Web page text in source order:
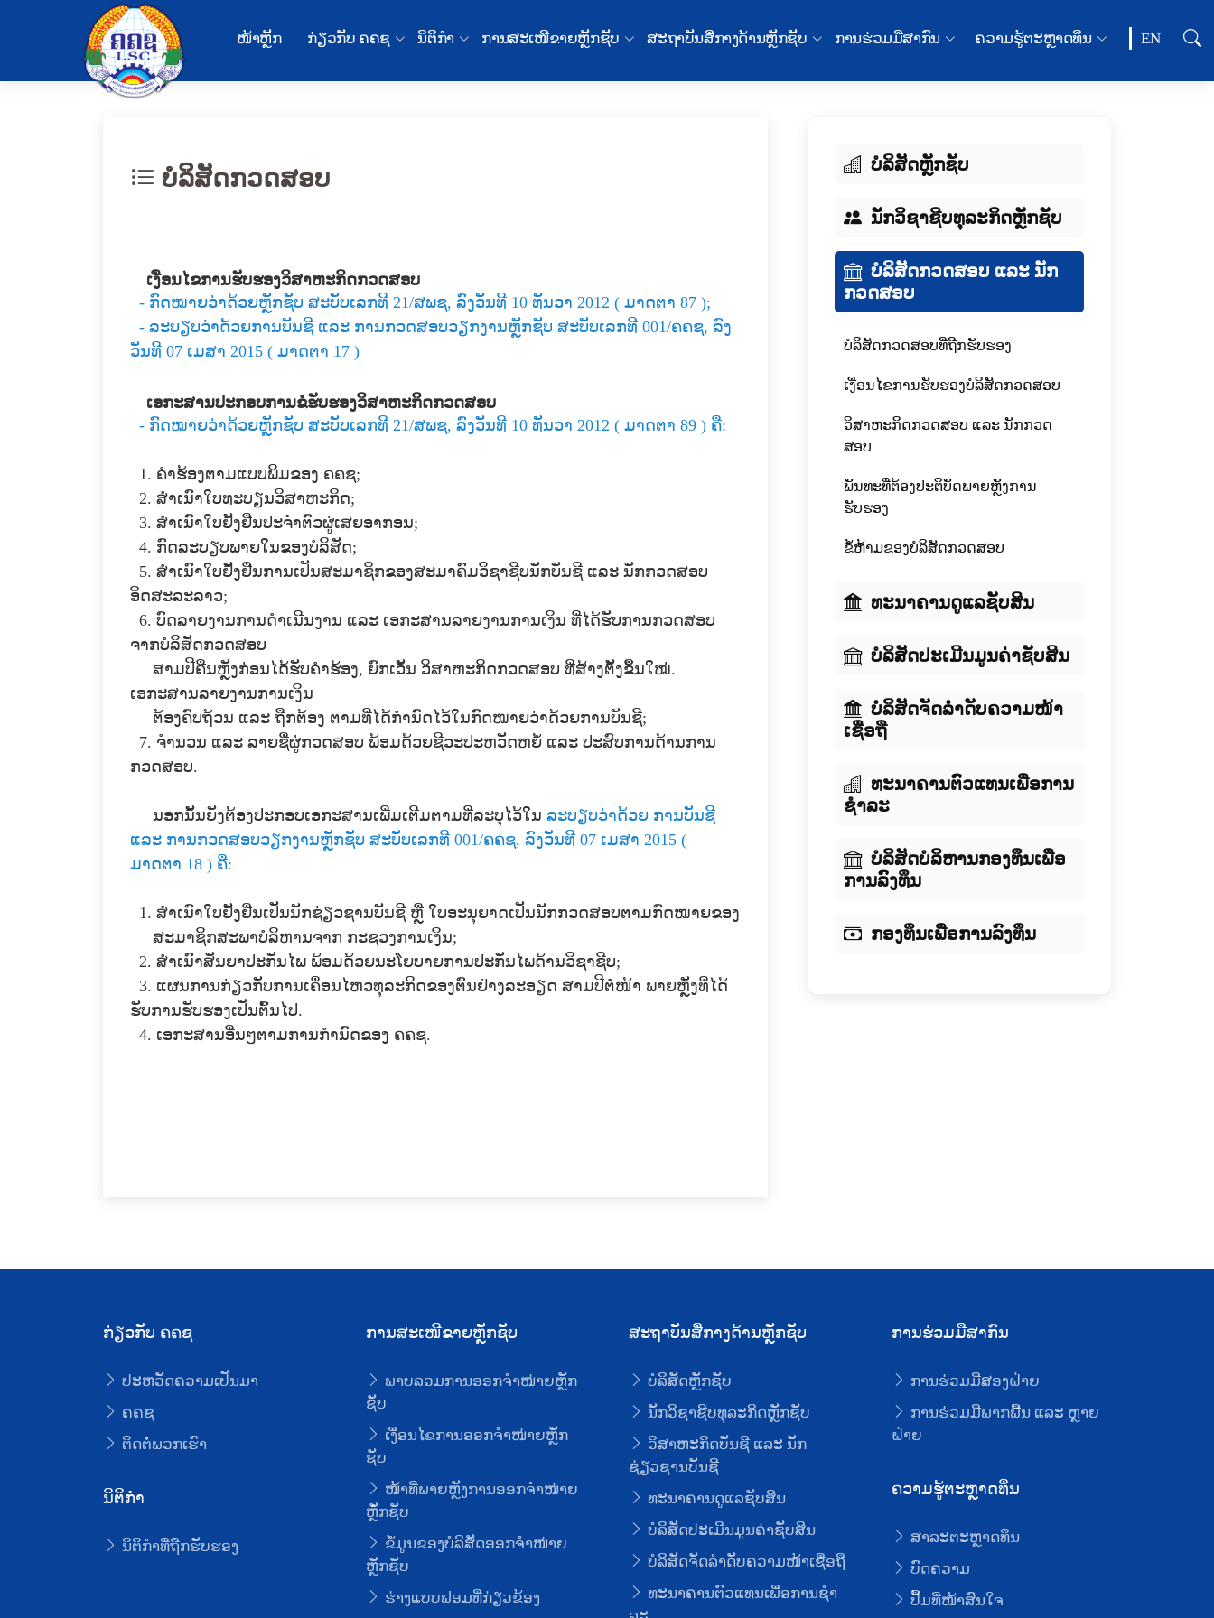
ໜ້າຫຼັກ ກ່ຽວກັບ ຄຄຊ ນິຕິກໍາ ການສະເໜີຂາຍຫຼັກຊັບ ສະຖາບັນສື່ກາງດ້ານຫຼັກຊັບ ການຮ່ວມມືສາກົນ ຄວາມຮູ້ຕະຫຼາດທຶນ EN
ບໍລິສັດກວດສອບ
ເງື່ອນໄຂການຮັບຮອງວິສາຫະກິດກວດສອບ
- ກົດໝາຍວ່າດ້ວຍຫຼັກຊັບ ສະບັບເລກທີ 21/ສພຊ, ລົງວັນທີ 10 ທັນວາ 2012 ( ມາດຕາ 87 );
- ລະບຽບວ່າດ້ວຍການບັນຊີ ແລະ ການກວດສອບວຽກງານຫຼັກຊັບ ສະບັບເລກທີ 001/ຄຄຊ, ລົງ
ວັນທີ 07 ເມສາ 2015 ( ມາດຕາ 17 )
ເອກະສານປະກອບການຂໍຮັບຮອງວິສາຫະກິດກວດສອບ
- ກົດໝາຍວ່າດ້ວຍຫຼັກຊັບ ສະບັບເລກທີ 21/ສພຊ, ລົງວັນທີ 10 ທັນວາ 2012 ( ມາດຕາ 89 ) ຄື:
1. ຄຳຮ້ອງຕາມແບບພິມຂອງ ຄຄຊ;
2. ສໍາເນົາໃບທະບຽນວິສາຫະກິດ;
3. ສໍາເນົາໃບຢັ້ງຢືນປະຈໍາຕົວຜູ່ເສຍອາກອນ;
4. ກົດລະບຽບພາຍໃນຂອງບໍລິສັດ;
5. ສໍາເນົາໃບຢັ້ງຢືນການເປັນສະມາຊິກຂອງສະມາຄົມວິຊາຊີບນັກບັນຊີ ແລະ ນັກກວດສອບ
ອິດສະລະລາວ;
6. ບົດລາຍງານການດໍາເນີນງານ ແລະ ເອກະສານລາຍງານການເງິນ ທີ່ໄດ້ຮັບການກວດສອບ
ຈາກບໍລິສັດກວດສອບ
ສາມປີຄືນຫຼັງກ່ອນໄດ້ຮັບຄໍາຮ້ອງ, ຍົກເວັ້ນ ວິສາຫະກິດກວດສອບ ທີ່ສ້າງຕັ້ງຂຶ້ນໃໝ່.
ເອກະສານລາຍງານການເງິນ
ຕ້ອງຄົບຖ້ວນ ແລະ ຖືກຕ້ອງ ຕາມທີ່ໄດ້ກໍານົດໄວ້ໃນກົດໝາຍວ່າດ້ວຍການບັນຊີ;
7. ຈໍານວນ ແລະ ລາຍຊື່ຜູ່ກວດສອບ ພ້ອມດ້ວຍຊີວະປະຫວັດຫຍໍ້ ແລະ ປະສົບການດ້ານການ
ກວດສອບ.
ນອກນັ້ນຍັງຕ້ອງປະກອບເອກະສານເພີ່ມເຕີມຕາມທີ່ລະບຸໄວ້ໃນ ລະບຽບວ່າດ້ວຍ ການບັນຊີ
ແລະ ການກວດສອບວຽກງານຫຼັກຊັບ ສະບັບເລກທີ 001/ຄຄຊ, ລົງວັນທີ 07 ເມສາ 2015 (
ມາດຕາ 18 ) ຄື:
1. ສໍາເນົາໃບຢັ້ງຢືນເປັນນັກຊ່ຽວຊານບັນຊີ ຫຼື ໃບອະນຸຍາດເປັນນັກກວດສອບຕາມກົດໝາຍຂອງ
ສະມາຊິກສະພາບໍລິຫານຈາກ ກະຊວງການເງິນ;
2. ສໍາເນົາສັນຍາປະກັນໄພ ພ້ອມດ້ວຍນະໂຍບາຍການປະກັນໄພດ້ານວິຊາຊີບ;
3. ແຜນການກ່ຽວກັບການເຄື່ອນໄຫວທຸລະກິດຂອງຕົນຢ່າງລະອຽດ ສາມປີຕໍ່ໜ້າ ພາຍຫຼັງທີ່ໄດ້
ຮັບການຮັບຮອງເປັນຕົ້ນໄປ.
4. ເອກະສານອື່ນໆຕາມການກໍານົດຂອງ ຄຄຊ.
ບໍລິສັດຫຼັກຊັບ
ນັກວິຊາຊີບທຸລະກິດຫຼັກຊັບ
ບໍລິສັດກວດສອບ ແລະ ນັກ
ກວດສອບ
ບໍລິສັດກວດສອບທີ່ຖືກຮັບຮອງ
ເງື່ອນໄຂການຮັບຮອງບໍລິສັດກວດສອບ
ວິສາຫະກິດກວດສອບ ແລະ ນັກກວດ
ສອບ
ພັນທະທີ່ຕ້ອງປະຕິບັດພາຍຫຼັງການ
ຮັບຮອງ
ຂໍ້ຫ້າມຂອງບໍລິສັດກວດສອບ
ທະນາຄານດູແລຊັບສິນ
ບໍລິສັດປະເມີນມູນຄ່າຊັບສິນ
ບໍລິສັດຈັດລໍາດັບຄວາມໜ້າ
ເຊື່ອຖື
ທະນາຄານຕົວແທນເພື່ອການ
ຊໍາລະ
ບໍລິສັດບໍລິຫານກອງທຶນເພື່ອ
ການລົງທຶນ
ກອງທຶນເພື່ອການລົງທຶນ
ກ່ຽວກັບ ຄຄຊ
ປະຫວັດຄວາມເປັນມາ
ຄຄຊ
ຕິດຕໍ່ພວກເຮົາ
ນິຕິກໍາ
ນິຕິກໍາທີ່ຖືກຮັບຮອງ
ການສະເໜີຂາຍຫຼັກຊັບ
ພາບລວມການອອກຈໍາໜ່າຍຫຼັກ
ຊັບ
ເງື່ອນໄຂການອອກຈໍາໜ່າຍຫຼັກ
ຊັບ
ໜ້າທີ່ພາຍຫຼັງການອອກຈໍາໜ່າຍ
ຫຼັໍກຊັບ
ຂໍ້ມູນຂອງບໍລິສັດອອກຈໍາໜ່າຍ
ຫຼັກຊັບ
ຮ່າງແບບຟອມທີ່ກ່ຽວຂ້ອງ
ສະຖາບັນສື່ກາງດ້ານຫຼັກຊັບ
ບໍລິສັດຫຼັກຊັບ
ນັກວິຊາຊີບທຸລະກິດຫຼັກຊັບ
ວິສາຫະກິດບັນຊີ ແລະ ນັກ
ຊ່ຽວຊານບັນຊີ
ທະນາຄານດູແລຊັບສິນ
ບໍລິສັດປະເມີນມູນຄ່າຊັບສິນ
ບໍລິສັດຈັດລໍາດັບຄວາມໜ້າເຊື່ອຖື
ທະນາຄານຕົວແທນເພື່ອການຊໍາ
ການຮ່ວມມືສາກົນ
ການຮ່ວມມືສອງຝ່າຍ
ການຮ່ວມມືພາກພື້ນ ແລະ ຫຼາຍ
ຝ່າຍ
ຄວາມຮູ້ຕະຫຼາດທຶນ
ສາລະຕະຫຼາດທຶນ
ບົດຄວາມ
ປຶ້ມທີ່ໜ້າສົນໃຈ